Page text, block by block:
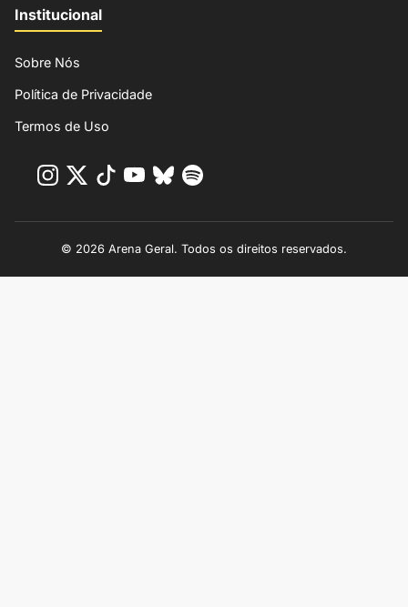
Institucional
Sobre Nós
Política de Privacidade
Termos de Uso
© 2026 Arena Geral. Todos os direitos reservados.